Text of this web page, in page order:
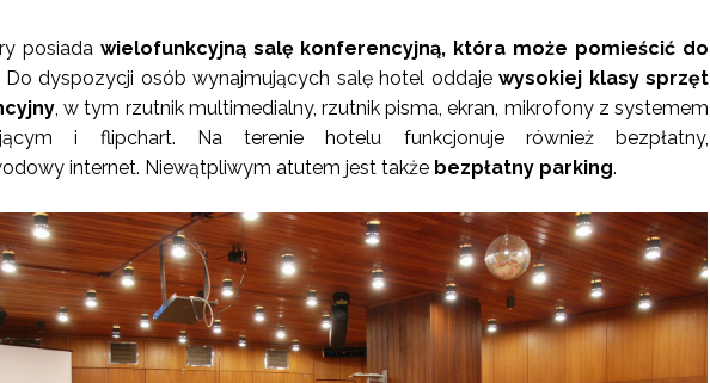
posiada wielofunkcyjną salę konferencyjną, która może pomieścić do
Do dyspozycji osób wynajmujących salę hotel oddajewysokiej klasy sprzęt
, w tym rzutnik multimedialny, rzutnik pisma, ekran, mikrofony z systemem
i flipchart. Na terenie hotelu funkcjonuje również bezpłatny,
internet. Niewątpliwym atutem jest także bezpłatny parking.